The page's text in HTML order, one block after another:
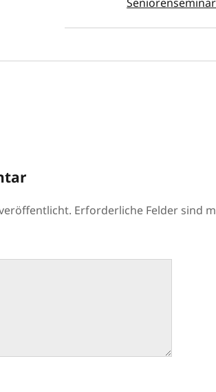
Erforderliche Felder sind